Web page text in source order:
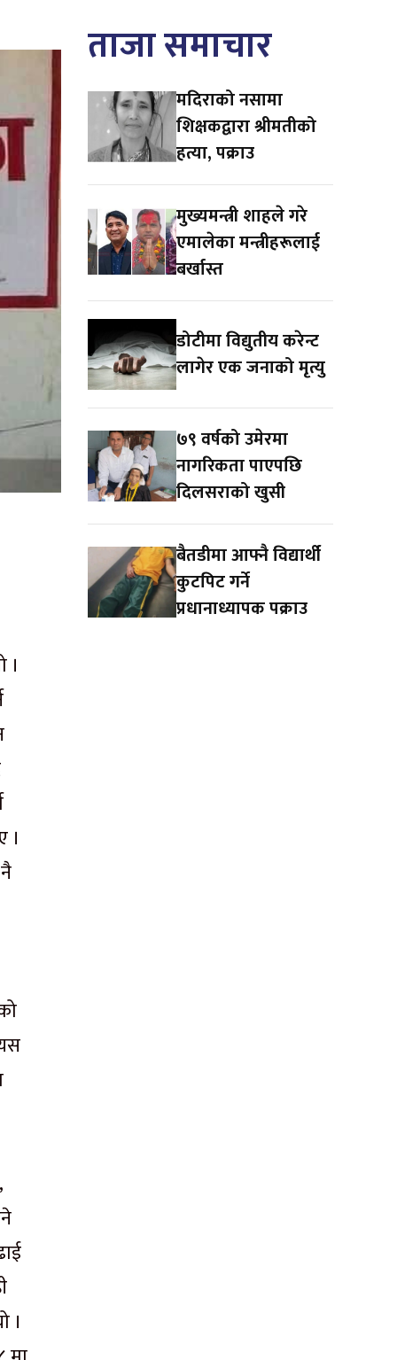
।
।
।
ताजा समाचार
मदिराको नसामा
शिक्षकद्वारा श्रीमतीको
हत्या, पक्राउ
मुख्यमन्त्री शाहले गरे
एमालेका मन्त्रीहरूलाई
बर्खास्त
डोटीमा विद्युतीय करेन्ट
लागेर एक जनाको मृत्यु
७९ वर्षको उमेरमा
नागरिकता पाएपछि
दिलसराको खुसी
बैतडीमा आफ्नै विद्यार्थी
कुटपिट गर्ने
प्रधानाध्यापक पक्राउ